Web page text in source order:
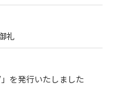
礼
を発行いたしました